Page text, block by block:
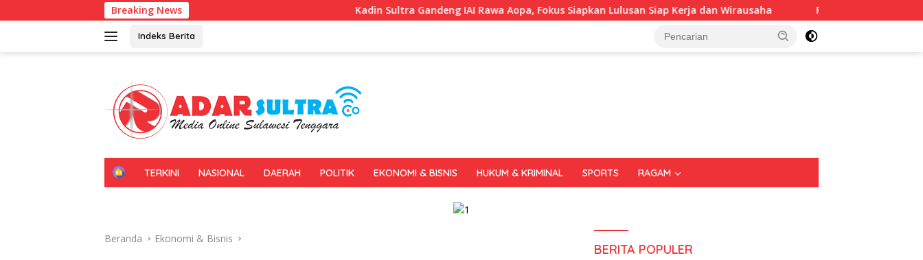
ke
Breaking News Kadin Sultra Gandeng IAI Rawa Aopa, Fokus Siapkan Lulusan Siap Kerja dan Wirausaha Puluhan Tenant Ramaikan Festival
Indeks Berita
H
TERKINI NASIONAL DAERAH POLITIK EKONOMI & BISNIS HUKUM & KRIMINAL SPORTS RAGAM
Beranda Ekonomi & Bisnis
BERITA POPULER